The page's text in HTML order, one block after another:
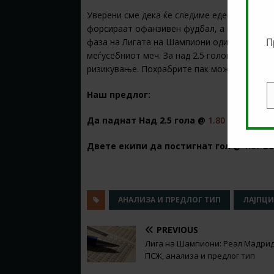
Уверени сме дека ќе следиме еден доста
форсираат офанзивен фудбал, а кога се
фаза на Лигата на Шампиони одиграа
меѓусебниот меч. За над 2.5 голови
ризикување. Похрабрите пак можат да
Наш предлог:
Да паднат Над 2.5 гола @ 1.80
Двете екипи да постигнат гол @1.67
АНАЛИЗА И ПРЕДЛОГ ТИП
PREVIOUS
Лига на Шампиони: Реал
ПСЖ, анализа и предлог тип